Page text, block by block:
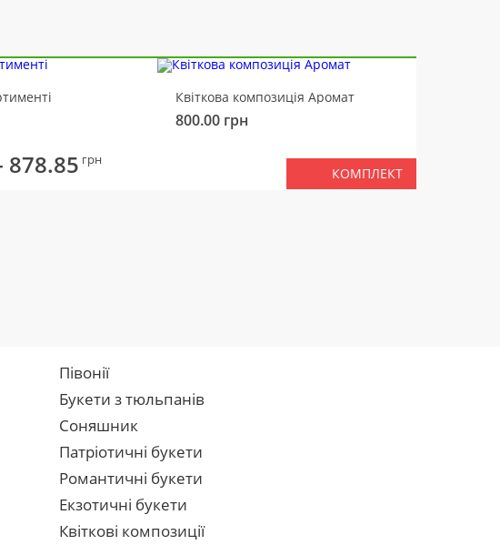
Квіткова композиція Аромат
800.00 грн
878.85 грн
КОМПЛЕКТ
Півонії
Букети з тюльпанів
Соняшник
Патріотичні букети
Романтичні букети
Екзотичні букети
Квіткові композиції